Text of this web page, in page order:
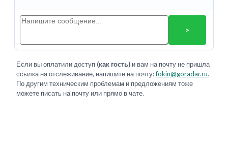
>
Если вы оплатили доступ (как гость) и вам на почту не пришла
ссылка на отслеживание, напишите на почту:fokin@goradar.ru.
По другим техническим проблемам и предложениям тоже
можете писать на почту или прямо в чате.